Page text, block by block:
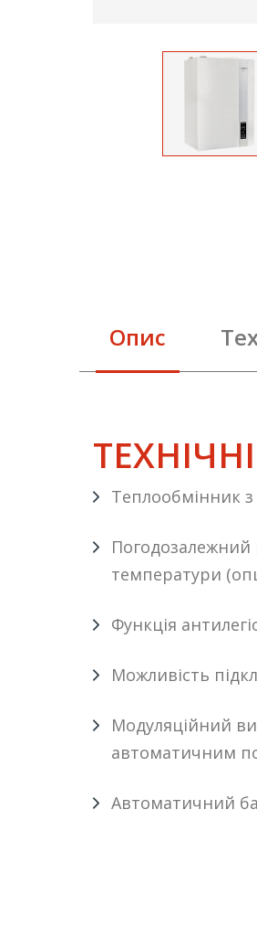
Опис
Теплообмінник з
температури
Функція
Можливість
Модуляційний
автоматичним
Автоматичний